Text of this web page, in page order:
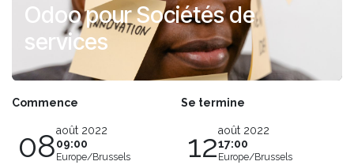
Odoo pour Sociétés de
services
Commence
08août 2022
09:00
Europe/Brussels
Se termine
12août 2022
17:00
Europe/Brussels